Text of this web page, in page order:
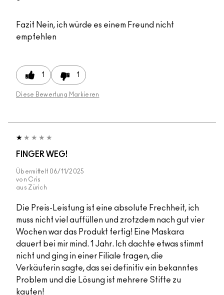
Fazit Nein, ich würde es einem Freund nicht
empfehlen
1 1
Diese Bewertung Markieren
FINGER WEG!
Übermittelt 06/11/2025
von Cris
aus Zürich
Die Preis-Leistung ist eine absolute Frechheit, ich
muss nicht viel auffüllen und zrotzdem nach gut vier
Wochen war das Produkt fertig! Eine Maskara
dauert bei mir mind. 1 Jahr. Ich dachte etwas stimmt
nicht und ging in einer Filiale fragen, die
Verkäuferin sagte, das sei definitiv ein bekanntes
Problem und die Lösung ist mehrere Stifte zu
kaufen!